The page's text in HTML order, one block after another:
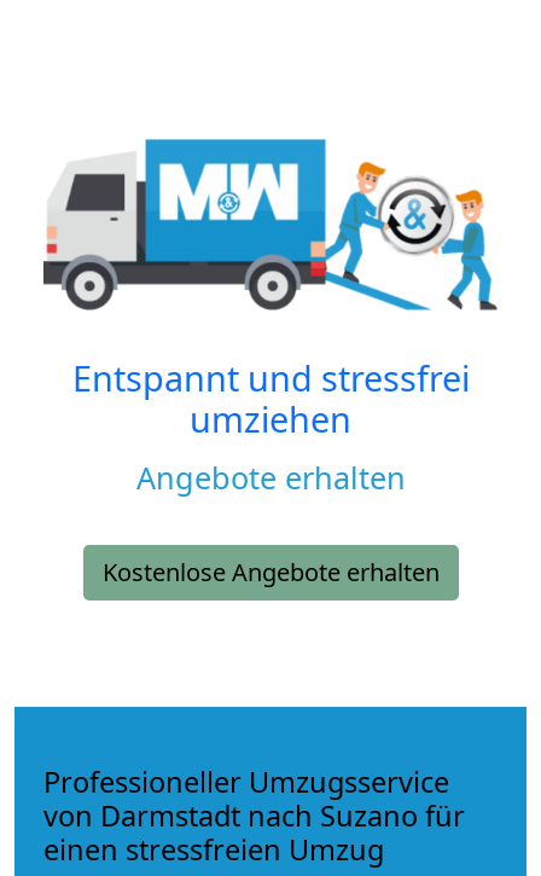
Entspannt und stressfrei
umziehen
Angebote erhalten
Kostenlose Angebote erhalten
Professioneller Umzugsservice
von Darmstadt nach Suzano für
einen stressfreien Umzug